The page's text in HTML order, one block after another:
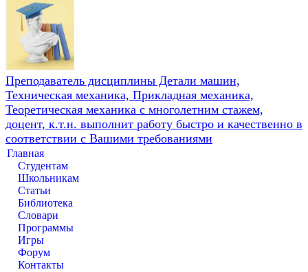
Преподаватель дисциплины Детали машин,
Техническая механика, Прикладная механика,
Теоретическая механика с многолетним стажем,
доцент, к.т.н. выполнит работу быстро и качественно в
соответствии с Вашими требованиями
Главная
Студентам
Школьникам
Статьи
Библиотека
Словари
Программы
Игры
Форум
Контакты